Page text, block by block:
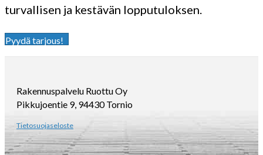
turvallisen ja kestävän lopputuloksen.
Pyydä tarjous!
Rakennuspalvelu Ruottu Oy
Pikkujoentie 9, 94430 Tornio
Tietosuojaseloste